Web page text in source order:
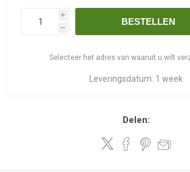
i
h
BESTELLEN
Selecteer het adres van waaruit u wilt
Leveringsdatum: 1 week
Delen: